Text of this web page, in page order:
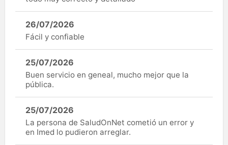
26/07/2026
Fácil y confiable
25/07/2026
Buen servicio en geneal, mucho mejor que la
pública.
25/07/2026
La persona de SaludOnNet cometió un error y
en Imed lo pudieron arreglar.